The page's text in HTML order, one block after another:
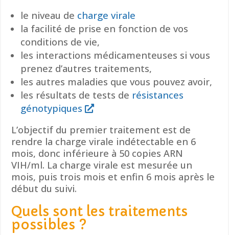
le niveau de charge virale
la facilité de prise en fonction de vos
conditions de vie,
les interactions médicamenteuses si vous
prenez d’autres traitements,
les autres maladies que vous pouvez avoir,
les résultats de tests de résistances
génotypiques
L’objectif du premier traitement est de
rendre la charge virale indétectable en 6
mois, donc inférieure à 50 copies ARN
VIH/ml. La charge virale est mesurée un
mois, puis trois mois et enfin 6 mois après le
début du suivi.
Quels sont les traitements
possibles ?